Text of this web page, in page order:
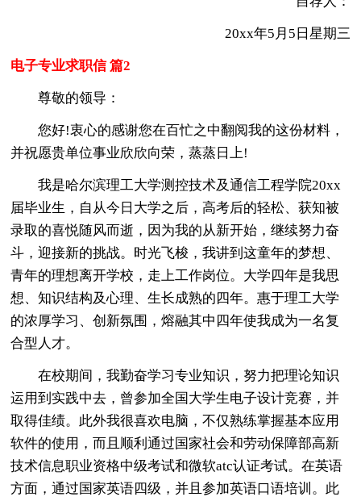
20xx年5月5日星期三
电子专业求职信 篇2
尊敬的领导：
您好!衷心的感谢您在百忙之中翻阅我的这份材料，
并祝愿贵单位事业欣欣向荣，蒸蒸日上!
我是哈尔滨理工大学测控技术及通信工程学院20xx
届毕业生，自从今日大学之后，高考后的轻松、获知被
录取的喜悦随风而逝，因为我的从新开始，继续努力奋
斗，迎接新的挑战。时光飞梭，我讲到这童年的梦想、
青年的理想离开学校，走上工作岗位。大学四年是我思
想、知识结构及心理、生长成熟的四年。惠于理工大学
的浓厚学习、创新氛围，熔融其中四年使我成为一名复
合型人才。
在校期间，我勤奋学习专业知识，努力把理论知识
运用到实践中去，曾参加全国大学生电子设计竞赛，并
取得佳绩。此外我很喜欢电脑，不仅熟练掌握基本应用
软件的使用，而且顺利通过国家社会和劳动保障部高新
技术信息职业资格中级考试和微软atc认证考试。在英语
方面，通过国家英语四级，并且参加英语口语培训。此